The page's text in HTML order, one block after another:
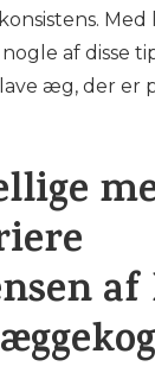
Med
af disse
æg, der er
af